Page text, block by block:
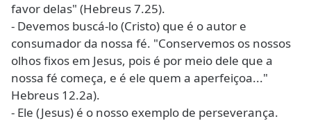
favor delas" (Hebreus 7.25).
- Devemos buscá-lo (Cristo) que é o autor e
consumador da nossa fé. "Conservemos os nossos
olhos fixos em Jesus, pois é por meio dele que a
nossa fé começa, e é ele quem a aperfeiçoa..."
Hebreus 12.2a).
- Ele (Jesus) é o nosso exemplo de perseverança.